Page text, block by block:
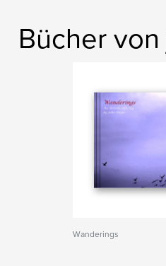
Bücher
Wanderings